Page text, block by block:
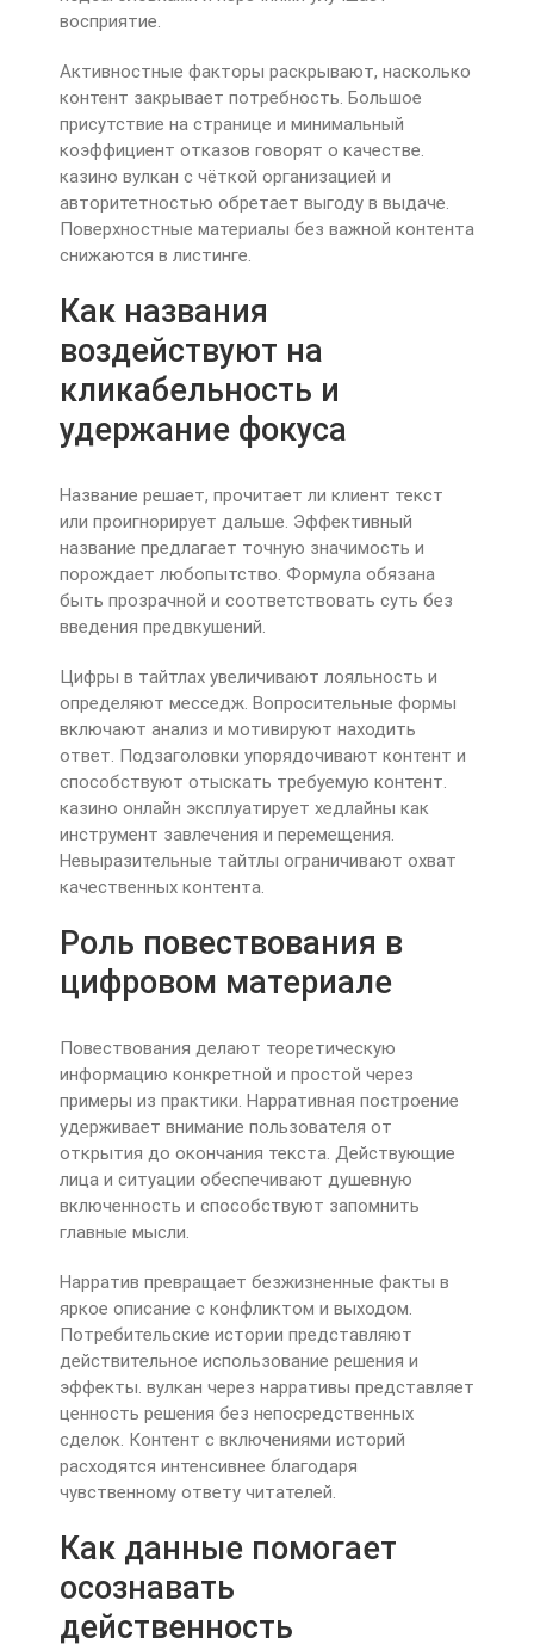
восприятие.
Активностные факторы раскрывают, насколько
контент закрывает потребность. Большое
присутствие на странице и минимальный
коэффициент отказов говорят о качестве.
казино вулкан с чёткой организацией и
авторитетностью обретает выгоду в выдаче.
Поверхностные материалы без важной контента
снижаются в листинге.
Как названия
воздействуют на
кликабельность и
удержание фокуса
Название решает, прочитает ли клиент текст
или проигнорирует дальше. Эффективный
название предлагает точную значимость и
порождает любопытство. Формула обязана
быть прозрачной и соответствовать суть без
введения предвкушений.
Цифры в тайтлах увеличивают лояльность и
определяют месседж. Вопросительные формы
включают анализ и мотивируют находить
ответ. Подзаголовки упорядочивают контент и
способствуют отыскать требуемую контент.
казино онлайн эксплуатирует хедлайны как
инструмент завлечения и перемещения.
Невыразительные тайтлы ограничивают охват
качественных контента.
Роль повествования в
цифровом материале
Повествования делают теоретическую
информацию конкретной и простой через
примеры из практики. Нарративная построение
удерживает внимание пользователя от
открытия до окончания текста. Действующие
лица и ситуации обеспечивают душевную
включенность и способствуют запомнить
главные мысли.
Нарратив превращает безжизненные факты в
яркое описание с конфликтом и выходом.
Потребительские истории представляют
действительное использование решения и
эффекты. вулкан через нарративы представляет
ценность решения без непосредственных
сделок. Контент с включениями историй
расходятся интенсивнее благодаря
чувственному ответу читателей.
Как данные помогает
осознавать
действенность